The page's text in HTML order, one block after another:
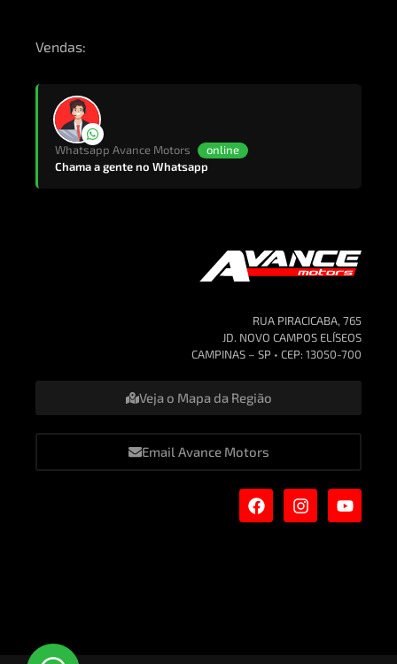
Vendas:
Whatsapp Avance Motors
online
Chama a gente no Whatsapp
RUA PIRACICABA, 765
JD. NOVO CAMPOS ELÍSEOS
CAMPINAS – SP • CEP: 13050-700
Veja o Mapa da Região
Email Avance Motors